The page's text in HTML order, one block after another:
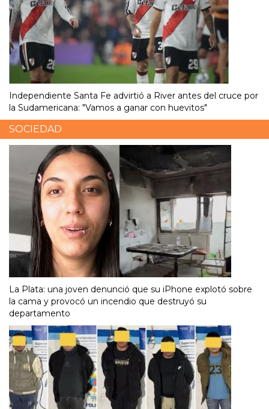
Independiente Santa Fe advirtió a River antes del cruce por
la Sudamericana: "Vamos a ganar con huevitos"
SOCIEDAD
La Plata: una joven denunció que su iPhone explotó sobre
la cama y provocó un incendio que destruyó su
departamento